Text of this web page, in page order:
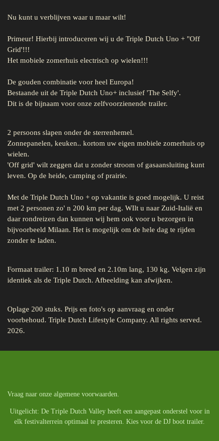
Nu kunt u verblijven waar u maar wilt!
Primeur! Hierbij introduceren wij u de Triple Dutch Uno + "Off
Grid'!!!
Het mobiele zomerhuis electrisch op wielen!!!
De gouden combinatie voor heel Europa!
Bestaande uit de Triple Dutch Uno+ inclusief 'The Selfy'.
Dit is de bijnaam voor onze zelfvoorzienende trailer.
2 persoons slapen onder de sterrenhemel.
Zonnepanelen, keuken.. kortom uw eigen mobiele zomerhuis op
wielen.
'Off grid' wilt zeggen dat u zonder stroom of gasaansluiting kunt
leven. Op de heide, camping of prairie.
Met de Triple Dutch Uno + op vakantie is goed mogelijk. U reist
met 2 personen zo' n 200 km per dag. WIlt u naar Zuid-Italië en
daar rondreizen dan kunnen wij hem ook voor u bezorgen in
bijvoorbeeld Milaan. Het is mogelijk om de hele dag te rijden
zonder te laden.
Formaat trailer: 1.10 m breed en 2.10m lang, 130 kg. Velgen zijn
identiek als de Triple Dutch. Afbeelding kan afwijken.
Oplage 200 stuks. Prijs en foto's op aanvraag en onder
voorbehoud. Triple Dutch Lifestyle Company. All rights served.
2026.
Vraag naar onze algemene voorwaarden.
Uitgelicht: De Triple Dutch Valley heeft een aangepast onderstel voor in
elk festivalterrein optimaal te presteren. Kies voor de DJ boot trailer.